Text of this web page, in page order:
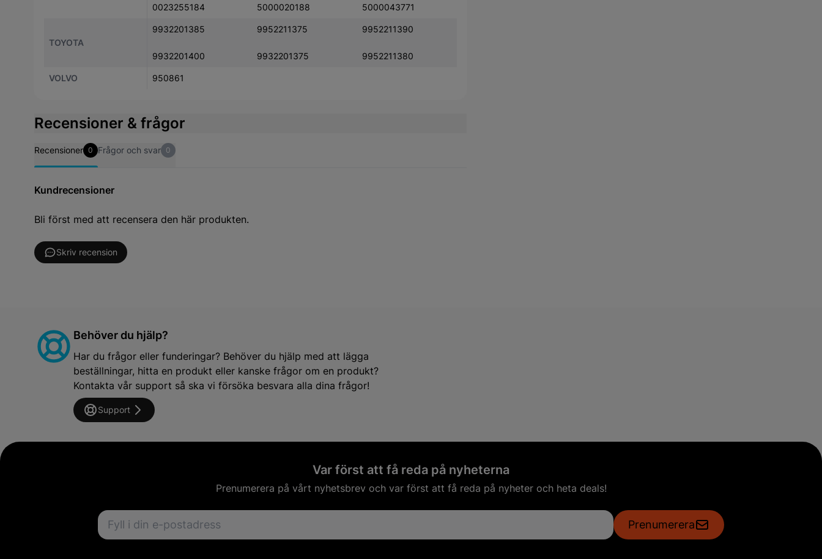
0023255184 5000020188 5000043771
TOYOTA
9932201385 9952211375 9952211390
9932201400 9932201375 9952211380
VOLVO 950861
Recensioner & frågor
Recensioner 0 Frågor och svar 0
Kundrecensioner
Bli först med att recensera den här produkten.
Skriv recension
Behöver du hjälp?
Har du frågor eller funderingar? Behöver du hjälp med att lägga
beställningar, hitta en produkt eller kanske frågor om en produkt?
Kontakta vår support så ska vi försöka besvara alla dina frågor!
Support
Var först att få reda på nyheterna
Prenumerera på vårt nyhetsbrev och var först att få reda på nyheter och heta deals!
Email address
Prenumerera